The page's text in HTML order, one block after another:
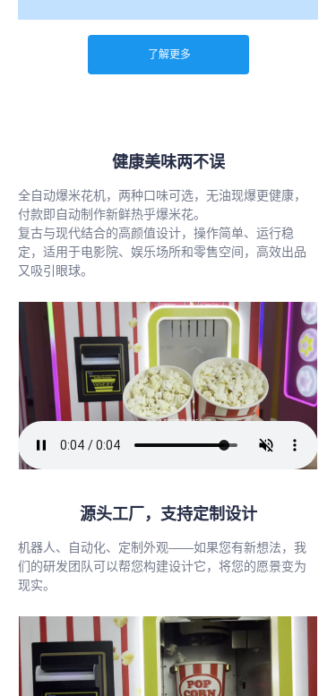
了解更多
健康美味两不误
全自动爆米花机，两种口味可选，无油现爆更健康，
付款即自动制作新鲜热乎爆米花。
复古与现代结合的高颜值设计，操作简单、运行稳
定，适用于电影院、娱乐场所和零售空间，高效出品
又吸引眼球。
源头工厂，支持定制设计
机器人、自动化、定制外观——如果您有新想法，我
们的研发团队可以帮您构建设计它，将您的愿景变为
现实。